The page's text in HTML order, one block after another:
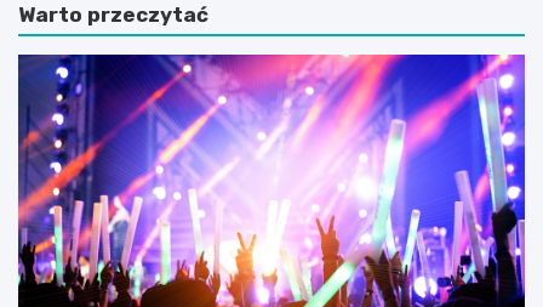
j
n
i
z
n
a
e
t
a
j
e
e
u
s
1
0
0
l
e
c
i
a
Warto przeczytać